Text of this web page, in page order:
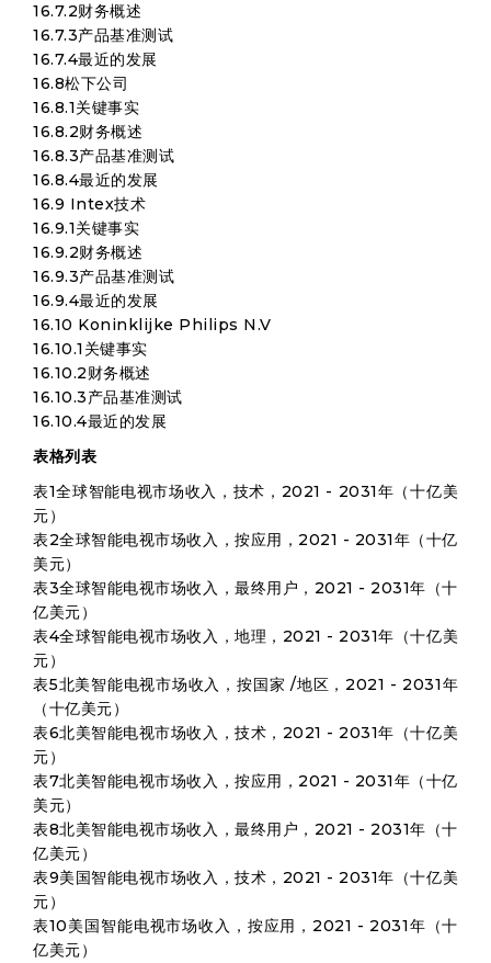
16.7.2财务概述
16.7.3产品基准测试
16.7.4最近的发展
16.8松下公司
16.8.1关键事实
16.8.2财务概述
16.8.3产品基准测试
16.8.4最近的发展
16.9 Intex技术
16.9.1关键事实
16.9.2财务概述
16.9.3产品基准测试
16.9.4最近的发展
16.10 Koninklijke Philips N.V
16.10.1关键事实
16.10.2财务概述
16.10.3产品基准测试
16.10.4最近的发展
表格列表
表1全球智能电视市场收入，技术，2021 - 2031年（十亿美
元）
表2全球智能电视市场收入，按应用，2021 - 2031年（十亿
美元）
表3全球智能电视市场收入，最终用户，2021 - 2031年（十
亿美元）
表4全球智能电视市场收入，地理，2021 - 2031年（十亿美
元）
表5北美智能电视市场收入，按国家 /地区，2021 - 2031年
（十亿美元）
表6北美智能电视市场收入，技术，2021 - 2031年（十亿美
元）
表7北美智能电视市场收入，按应用，2021 - 2031年（十亿
美元）
表8北美智能电视市场收入，最终用户，2021 - 2031年（十
亿美元）
表9美国智能电视市场收入，技术，2021 - 2031年（十亿美
元）
表10美国智能电视市场收入，按应用，2021 - 2031年（十
亿美元）